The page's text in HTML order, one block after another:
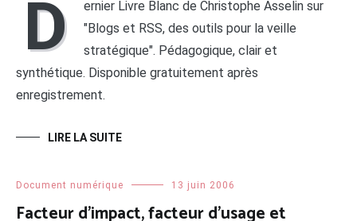
D
ernier Livre Blanc de Christophe Asselin sur
"Blogs et RSS, des outils pour la veille
stratégique". Pédagogique, clair et
synthétique. Disponible gratuitement après
enregistrement.
LIRE LA SUITE
Document numérique 13 juin 2006
Facteur d’impact, facteur d’usage et